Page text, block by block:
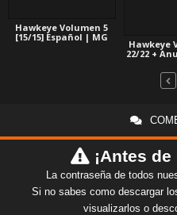
Hawkeye Volumen 5
[15/15] Español | MG
Hawkeye
22/22 +
¡Antes
La contraseña de todos
Si no sabes como descargar
visualizarlos o